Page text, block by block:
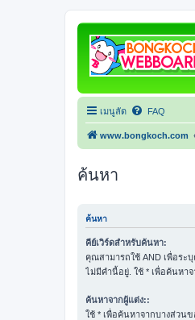
เมนูลัด FAQ
www.bongkoch.com
ค้นหา
ค้นหา
คีย์เวิร์ดสำหรับค้นหา:
คุณสามารถใช้ AND เพื่อระ
ไม่มีคำนี้อยู่. ใช้ * เพื่อค้นหา
ค้นหาจากผู้แต่ง::
ใช้ * เพื่อค้นหาจากบางส่วนข